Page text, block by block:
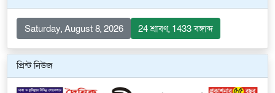
Saturday, August 8, 2026 24 শ্রাবণ, 1433 বঙ্গাব্দ
প্রিন্ট নিউজ